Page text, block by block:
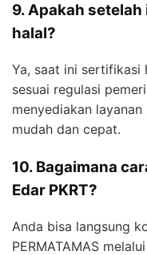
9. Apakah
halal?
Ya, saat ini sertifikasi
sesuai regulasi
menyediakan
mudah dan cepat.
10. Bagaimana
Edar PKRT?
Anda bisa langsung
PERMATAMAS